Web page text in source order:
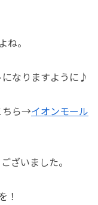
。
なりますように♪
ちら→イオンモール
ざいました。
！